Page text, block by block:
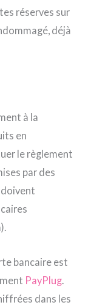
réserves sur
déjà
à la
en
le règlement
par des
doivent
bancaire est
PayPlug
dans les